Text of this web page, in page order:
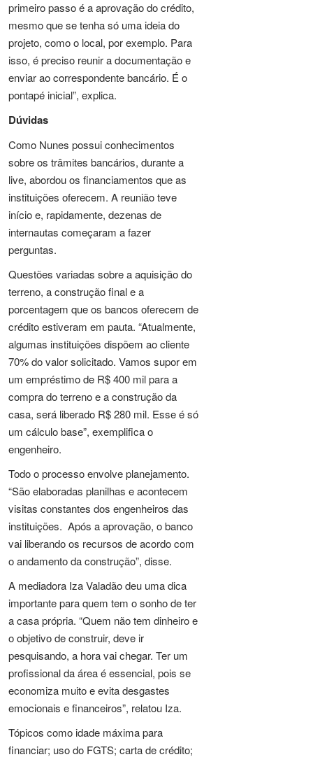
primeiro passo é a aprovação do crédito,
mesmo que se tenha só uma ideia do
projeto, como o local, por exemplo. Para
isso, é preciso reunir a documentação e
enviar ao correspondente bancário. É o
pontapé inicial”, explica.
Dúvidas
Como Nunes possui conhecimentos
sobre os trâmites bancários, durante a
live, abordou os financiamentos que as
instituições oferecem. A reunião teve
início e, rapidamente, dezenas de
internautas começaram a fazer
perguntas.
Questões variadas sobre a aquisição do
terreno, a construção final e a
porcentagem que os bancos oferecem de
crédito estiveram em pauta. “Atualmente,
algumas instituições dispõem ao cliente
70% do valor solicitado. Vamos supor em
um empréstimo de R$ 400 mil para a
compra do terreno e a construção da
casa, será liberado R$ 280 mil. Esse é só
um cálculo base”, exemplifica o
engenheiro.
Todo o processo envolve planejamento.
“São elaboradas planilhas e acontecem
visitas constantes dos engenheiros das
instituições. Após a aprovação, o banco
vai liberando os recursos de acordo com
o andamento da construção”, disse.
A mediadora Iza Valadão deu uma dica
importante para quem tem o sonho de ter
a casa própria. “Quem não tem dinheiro e
o objetivo de construir, deve ir
pesquisando, a hora vai chegar. Ter um
profissional da área é essencial, pois se
economiza muito e evita desgastes
emocionais e financeiros”, relatou Iza.
Tópicos como idade máxima para
financiar; uso do FGTS; carta de crédito;